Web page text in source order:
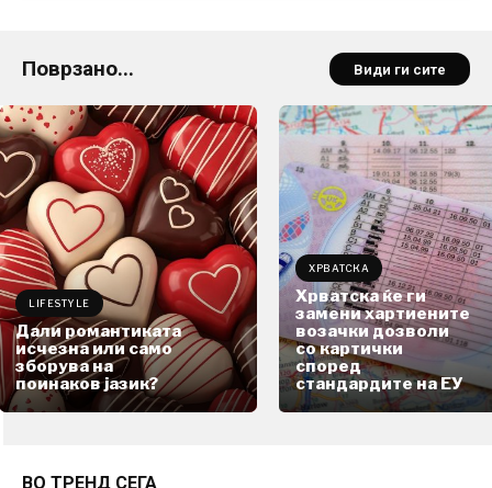
Поврзано... Види ги сите
LIFESTYLE
Дали романтиката
исчезна или само
зборува на
поинаков јазик?
ХРВАТСКА
Хрватска ќе ги
замени хартиените
возачки дозволи
со картички
според
стандардите на ЕУ
ВО ТРЕНД СЕГА